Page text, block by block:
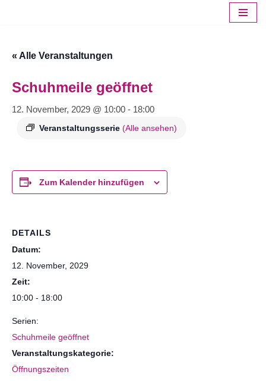
springen
« Alle Veranstaltungen
Schuhmeile geöffnet
12. November, 2029 @ 10:00 - 18:00
Veranstaltungsserie (Alle ansehen)
Zum Kalender hinzufügen
DETAILS
Datum:
12. November, 2029
Zeit:
10:00 - 18:00
Serien:
Schuhmeile geöffnet
Veranstaltungskategorie:
Öffnungszeiten